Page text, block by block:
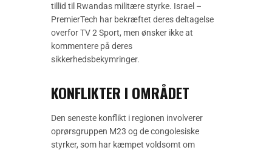
tillid til Rwandas militære styrke. Israel –
PremierTech har bekræftet deres deltagelse
overfor TV 2 Sport, men ønsker ikke at
kommentere på deres
sikkerhedsbekymringer.
KONFLIKTER I OMRÅDET
Den seneste konflikt i regionen involverer
oprørsgruppen M23 og de congolesiske
styrker, som har kæmpet voldsomt om